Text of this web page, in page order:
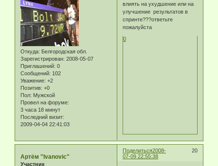
Откуда: Белгородская обл.
Зарегистрирован: 2008-05-07
Приглашений: 0
Сообщений: 102
Уважение: +2
Позитив: +0
Пол: Мужской
Провел на форуме:
3 часа 18 минут
Последний визит:
2009-04-04 22:41:03
влиять на ухудшение или на
улучшение результатов в
спринте???ответьте
пожалуйста
0
Поделиться 20
2008-
07-09 22:55:38
Артём "Ivanovic"
Участник